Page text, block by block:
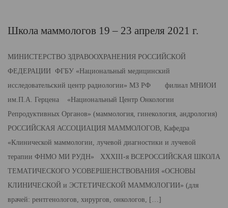
Школа маммологов 19 – 23 апреля 2021 г.
МИНИСТЕРСТВО ЗДРАВООХРАНЕНИЯ РОССИЙСКОЙ
ФЕДЕРАЦИИ ФГБУ «Национальный медицинский
исследовательский центр радиологии» МЗ РФ филиал МНИОИ
им.П.А. Герцена «Национальный Центр Онкологии
Репродуктивных Органов» (маммология, гинекология, андрология)
РОССИЙСКАЯ АССОЦИАЦИЯ МАММОЛОГОВ, Кафедра
«Клинической маммологии, лучевой диагностики и лучевой
терапии ФНМО МИ РУДН» XXXIII-я ВСЕРОССИЙСКАЯ ШКОЛА
ТЕМАТИЧЕСКОГО УСОВЕРШЕНСТВОВАНИЯ «ОСНОВЫ
КЛИНИЧЕСКОЙ и ЭСТЕТИЧЕСКОЙ МАММОЛОГИИ» (для
врачей: рентгенологов, хирургов, онкологов, […]